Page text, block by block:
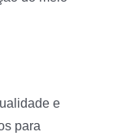
e
para